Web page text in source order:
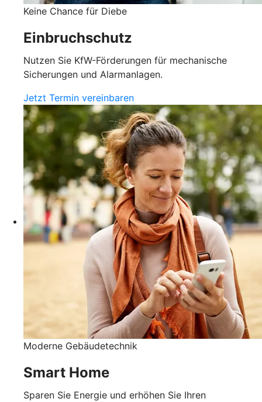
Keine Chance für Diebe
Einbruchschutz
Nutzen Sie KfW-Förderungen für mechanische
Sicherungen und Alarmanlagen.
Jetzt Termin vereinbaren
Moderne Gebäudetechnik
Smart Home
Sparen Sie Energie und erhöhen Sie Ihren